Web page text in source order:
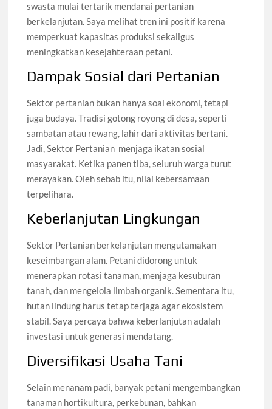
swasta mulai tertarik mendanai pertanian
berkelanjutan. Saya melihat tren ini positif karena
memperkuat kapasitas produksi sekaligus
meningkatkan kesejahteraan petani.
Dampak Sosial dari Pertanian
Sektor pertanian bukan hanya soal ekonomi, tetapi
juga budaya. Tradisi gotong royong di desa, seperti
sambatan atau rewang, lahir dari aktivitas bertani.
Jadi, Sektor Pertanian menjaga ikatan sosial
masyarakat. Ketika panen tiba, seluruh warga turut
merayakan. Oleh sebab itu, nilai kebersamaan
terpelihara.
Keberlanjutan Lingkungan
Sektor Pertanian berkelanjutan mengutamakan
keseimbangan alam. Petani didorong untuk
menerapkan rotasi tanaman, menjaga kesuburan
tanah, dan mengelola limbah organik. Sementara itu,
hutan lindung harus tetap terjaga agar ekosistem
stabil. Saya percaya bahwa keberlanjutan adalah
investasi untuk generasi mendatang.
Diversifikasi Usaha Tani
Selain menanam padi, banyak petani mengembangkan
tanaman hortikultura, perkebunan, bahkan